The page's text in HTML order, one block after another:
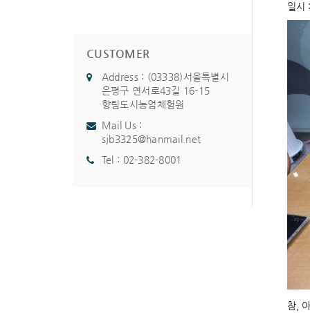
CUSTOMER
Address : (03338)서울특별시
은평구 연서로43길 16-15
향림도시농업체험원
Mail Us :
sjb3325@hanmail.net
Tel : 02-382-8001
일시
참,